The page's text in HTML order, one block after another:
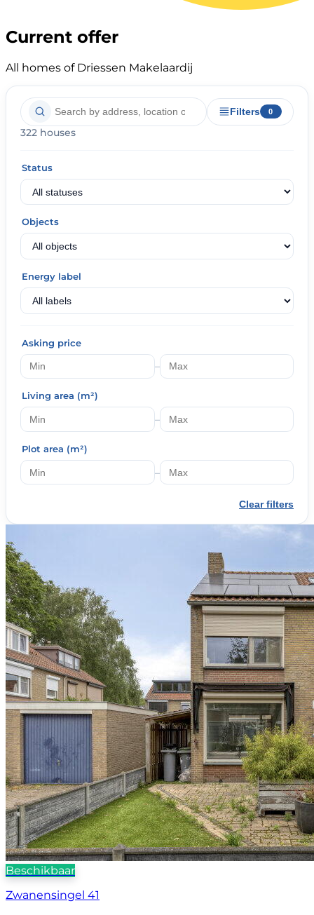
Current offer
All homes of Driessen Makelaardij
Filters 0
322 houses
Status
Objects
Energy label
Asking price
–
Living area (m²)
–
Plot area (m²)
–
Clear filters
Beschikbaar
Zwanensingel 41